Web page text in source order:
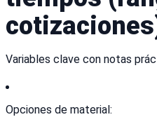
Variables clave con notas
Opciones de material: